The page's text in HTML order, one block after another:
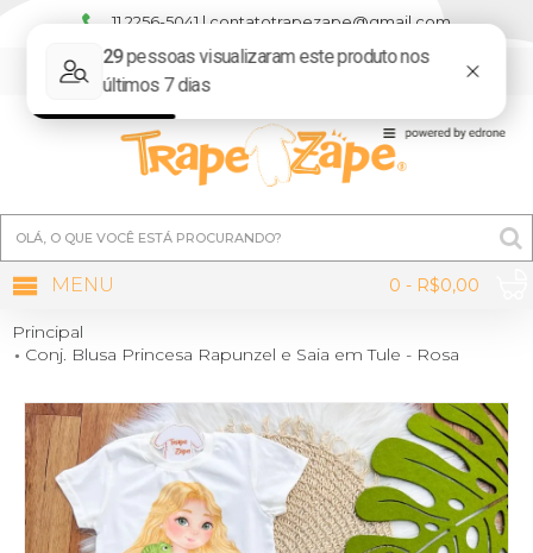
11 2256-5041 | contatotrapezape@gmail.com
0 - R$0,00
MENU
Principal
Conj. Blusa Princesa Rapunzel e Saia em Tule - Rosa